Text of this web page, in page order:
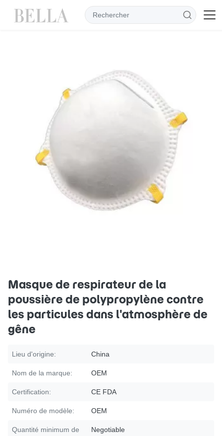
Masque de respirateur de la
poussière de polypropylène contre
les particules dans l'atmosphère de
gêne
Lieu d'origine: China
Nom de la marque: OEM
Certification: CE FDA
Numéro de modèle: OEM
Quantité minimum de
Negotiable